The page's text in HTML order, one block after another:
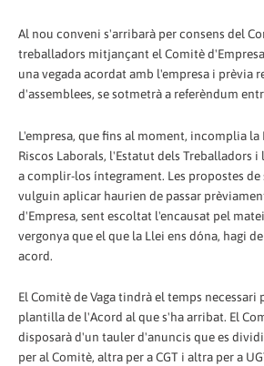
Al nou conveni s'arribarà per consens del
treballadors mitjançant el Comitè
una vegada acordat amb l'empresa i prèvia
d'assemblees, se sotmetrà a referèndum
L'empresa, que fins al moment, incomplia la
Riscos Laborals, l'Estatut dels Treballadors i
a complir-los íntegrament. Les propostes de
vulguin aplicar haurien de passar
d'Empresa, sent escoltat l'encausat pel
vergonya que el que la Llei ens dóna, hagi
acord.
El Comitè de Vaga tindrà el temps necessari
plantilla de l'Acord al que s'ha arribat. El
disposarà d'un tauler d'anuncis que es
per al Comitè, altra per a CGT i altra per a